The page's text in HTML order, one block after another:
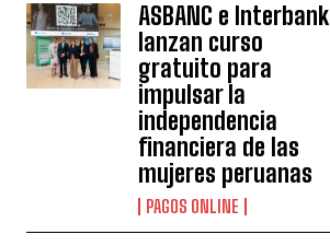
ASBANC e Interbank
lanzan curso
gratuito para
impulsar la
independencia
financiera de las
mujeres peruanas
PAGOS ONLINE